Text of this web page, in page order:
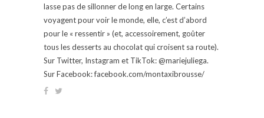
lasse pas de sillonner de long en large. Certains
voyagent pour voir le monde, elle, c’est d’abord
pour le « ressentir » (et, accessoirement, goûter
tous les desserts au chocolat qui croisent sa route).
Sur Twitter, Instagram et TikTok: @mariejuliega.
Sur Facebook: facebook.com/montaxibrousse/